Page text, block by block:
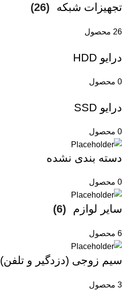
تجهیزات شبکه (26)
26 محصول
درایو HDD
0 محصول
درایو SSD
0 محصول
دسته بندی نشده
0 محصول
سایر لوازم (6)
6 محصول
سیم زوجی (دزدگیر و تلفن)
3 محصول